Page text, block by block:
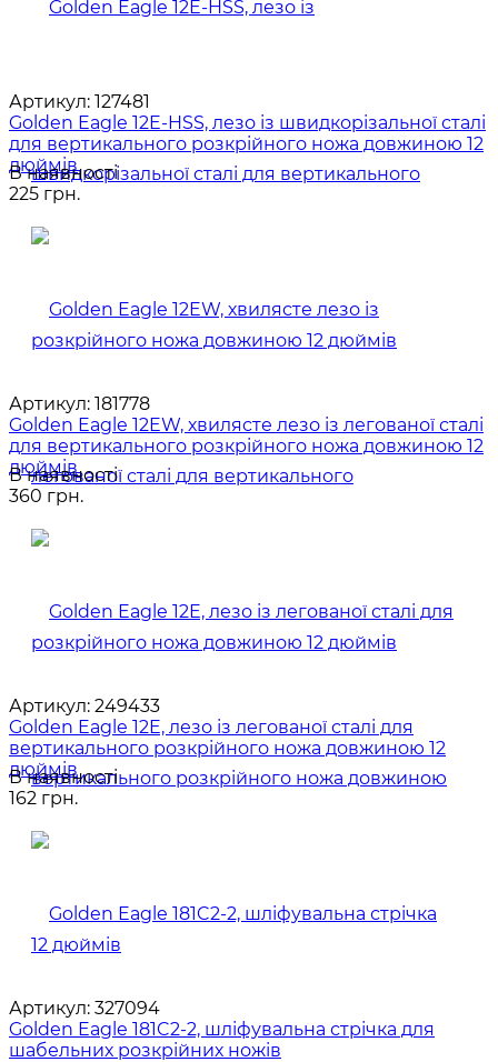
Артикул: 127481
Golden Eagle 12E-HSS, лезо із швидкорізальної сталі
для вертикального розкрійного ножа довжиною 12
дюймів
В наявності
225 грн.
Артикул: 181778
Golden Eagle 12EW, хвилясте лезо із легованої сталі
для вертикального розкрійного ножа довжиною 12
дюймів
В наявності
360 грн.
Артикул: 249433
Golden Eagle 12E, лезо із легованої сталі для
вертикального розкрійного ножа довжиною 12
дюймів
В наявності
162 грн.
Артикул: 327094
Golden Eagle 181C2-2, шліфувальна стрічка для
шабельних розкрійних ножів